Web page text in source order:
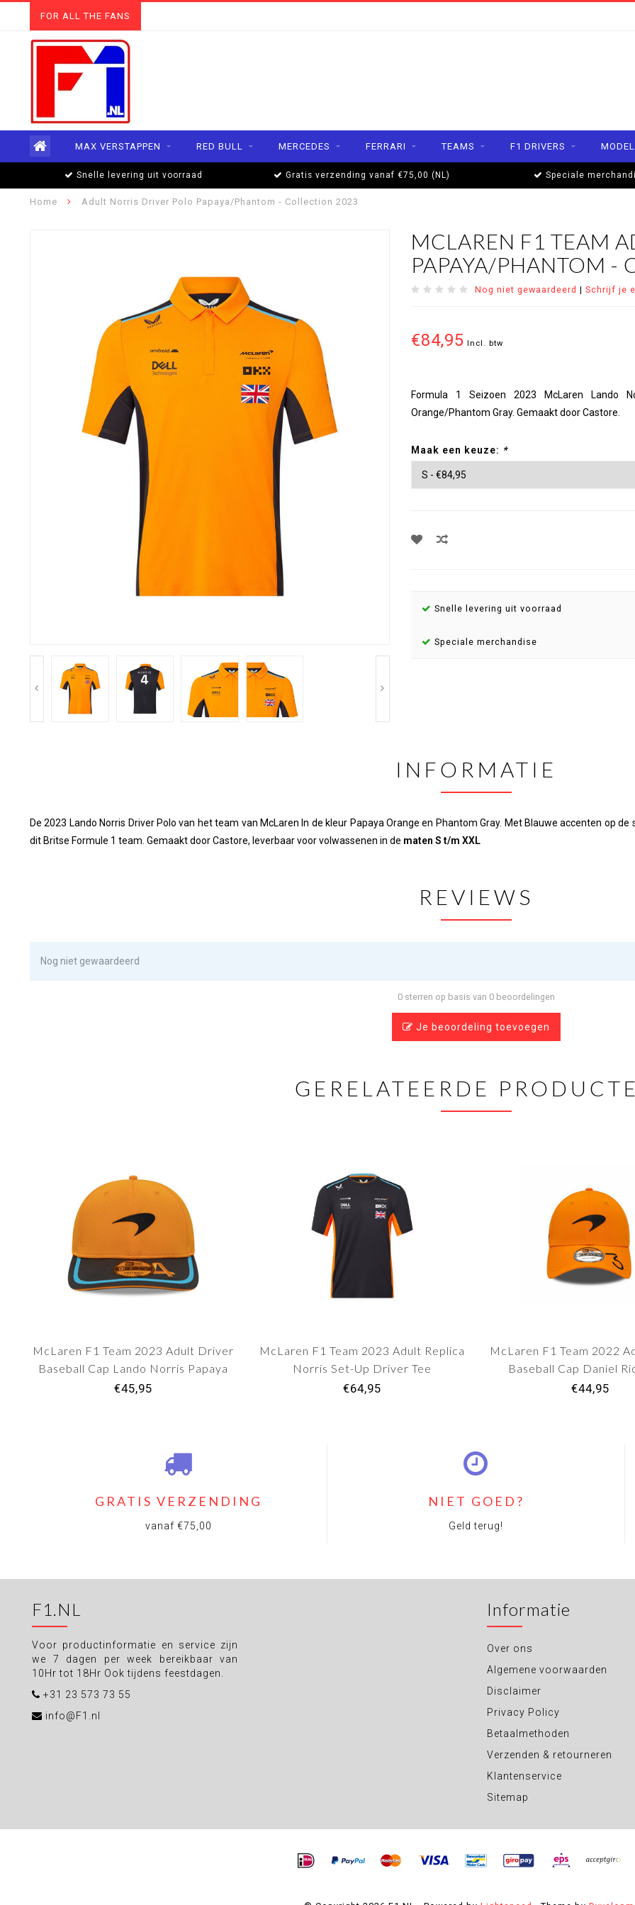
FOR ALL THE FANS
MAX VERSTAPPEN RED BULL MERCEDES FERRARI TEAMS F1 DRIVERS
Snelle levering uit voorraad Gratis verzending vanaf €75,00 (NL) Speciale
Home Adult Norris Driver Polo Papaya/Phantom - Collection 2023
MCLAREN F1 TEAM
PAPAYA/PHANTOM -
Nog niet gewaardeerd | Schrijf je
€84,95 Incl. btw
Formula 1 Seizoen 2023 McLaren Lando
Orange/Phantom Gray. Gemaakt door Castore.
Maak een keuze: *
Snelle levering uit voorraad
Speciale merchandise
INFORMATIE
De 2023 Lando Norris Driver Polo van het team van McLaren In de kleur Papaya Orange en Phantom Gray. Met Blauwe accenten op
dit Britse Formule 1 team. Gemaakt door Castore, leverbaar voor volwassenen in de maten S t/m XXL
REVIEWS
Nog niet gewaardeerd
0 sterren op basis van 0 beoordelingen
Je beoordeling toevoegen
GERELATEERDE
McLaren F1 Team 2023 Adult Driver
Baseball Cap Lando Norris Papaya
Orange
€45,95
McLaren F1 Team 2023 Adult Replica
Norris Set-Up Driver Tee
€64,95
McLaren F1 Team 2022
Baseball Cap Daniel
Papaya Orange
€44,95
GRATIS VERZENDING
vanaf €75,00
NIET GOED?
Geld terug!
F1.NL
Voor productinformatie en service zijn
we 7 dagen per week bereikbaar van
10Hr tot 18Hr Ook tijdens feestdagen.
+31 23 573 73 55
info@F1.nl
Informatie
Over ons
Algemene voorwaarden
Disclaimer
Privacy Policy
Betaalmethoden
Verzenden & retourneren
Klantenservice
Sitemap